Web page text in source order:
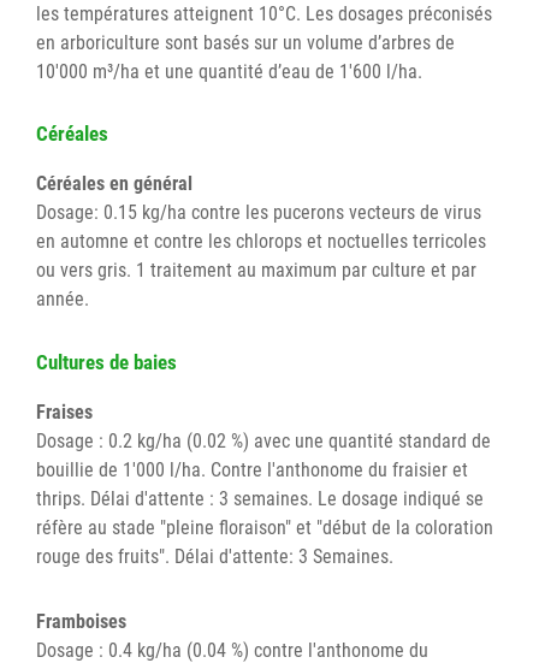
les températures atteignent 10°C. Les dosages préconisés
en arboriculture sont basés sur un volume d’arbres de
10'000 m³/ha et une quantité d’eau de 1'600 l/ha.
Céréales
Céréales en général
Dosage: 0.15 kg/ha contre les pucerons vecteurs de virus
en automne et contre les chlorops et noctuelles terricoles
ou vers gris. 1 traitement au maximum par culture et par
année.
Cultures de baies
Fraises
Dosage : 0.2 kg/ha (0.02 %) avec une quantité standard de
bouillie de 1'000 l/ha. Contre l'anthonome du fraisier et
thrips. Délai d'attente : 3 semaines. Le dosage indiqué se
réfère au stade "pleine floraison" et "début de la coloration
rouge des fruits". Délai d'attente: 3 Semaines.
Framboises
Dosage : 0.4 kg/ha (0.04 %) contre l'anthonome du